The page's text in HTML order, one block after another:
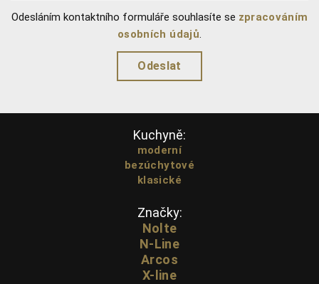
Odesláním kontaktního formuláře souhlasíte se zpracováním
osobních údajů.
Kuchyně:
moderní
bezúchytové
klasické
Značky:
Nolte
N-Line
Arcos
X-line